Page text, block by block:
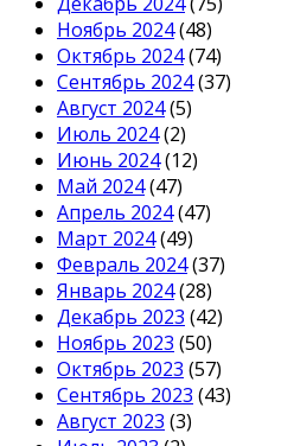
Ноябрь 2024(48)
Октябрь 2024(74)
Сентябрь 2024(37)
Август 2024(5)
Июль 2024(2)
Июнь 2024(12)
Май 2024(47)
Апрель 2024(47)
Март 2024(49)
Февраль 2024(37)
Январь 2024(28)
Декабрь 2023 (42)
Ноябрь 2023 (50)
Октябрь 2023 (57)
Сентябрь 2023 (43)
Август 2023 (3)